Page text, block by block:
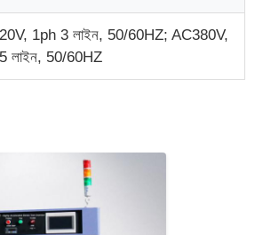
1ph 3 লাইন, 50/60HZ; AC380V,
লাইন, 50/60HZ